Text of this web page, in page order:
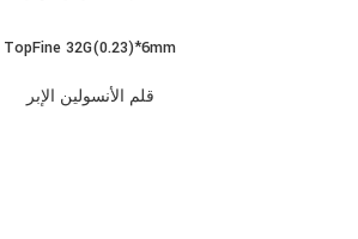
TopFine 32G(0.23)*6mm
قلم الأنسولين الإبر